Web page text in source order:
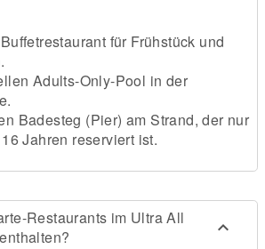
für Frühstück und
Adults-Only-Pool in der
Badesteg (Pier) am Strand, der nur
Jahren reserviert ist.
Restaurants im Ultra All